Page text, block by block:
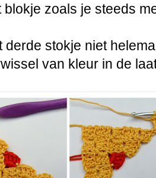
blokje zoals je steeds
derde stokje niet
van kleur in de